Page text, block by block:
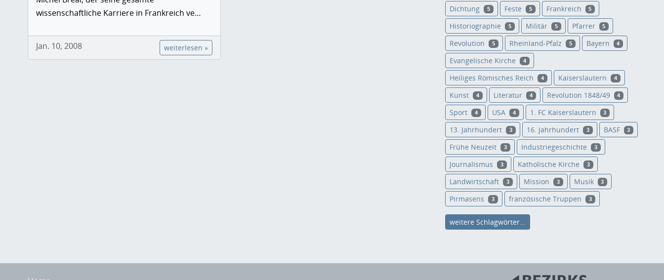
wissenschaftliche Karriere in Frankreich ve…
Jan. 10, 2008 weiterlesen »
Dichtung 5 Feste 5 Frankreich 5
Historiographie 5 Militär 5 Pfarrer 5
Revolution 5 Rheinland-Pfalz 5 Bayern 4
Evangelische Kirche 4
Heiliges Römisches Reich 4 Kaiserslautern 4
Kunst 4 Literatur 4 Revolution 1848/49 4
Sport 4 USA 4 1. FC Kaiserslautern 3
13. Jahrhundert 3 16. Jahrhundert 3 BASF 3
Frühe Neuzeit 3 Industriegeschichte 3
Journalismus 3 Katholische Kirche 3
Landwirtschaft 3 Mission 3 Musik 3
Pirmasens 3 französische Truppen 3
weitere Schlagwörter...